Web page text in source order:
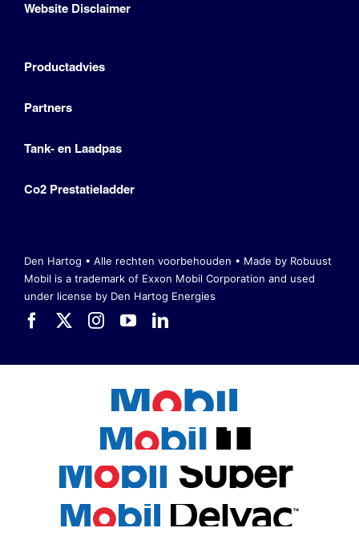
Website Disclaimer
Productadvies
Partners
Tank- en Laadpas
Co2 Prestatieladder
Den Hartog • Alle rechten voorbehouden • Made by Robuust
Mobil is a trademark of Exxon Mobil Corporation and used
under license by Den Hartog Energies